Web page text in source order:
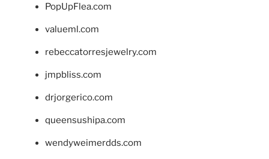
PopUpFlea.com
valueml.com
rebeccatorresjewelry.com
jmpbliss.com
drjorgerico.com
queensushipa.com
wendyweimerdds.com